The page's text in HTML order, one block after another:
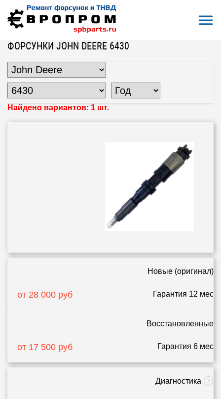
На главную Все форсунки
Форсунки John Deere
Форсунки John Deere 6430
ФОРСУНКИ JOHN DEERE 6430
Найдено вариантов: 1 шт.
Новые (оригинал)
от 28 000 руб Гарантия 12 мес
Восстановленные
от 17 500 руб Гарантия 6 мес
Диагностика